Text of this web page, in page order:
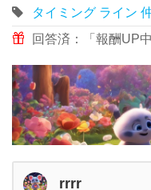
タイミング ライン
回答済：「報酬UP
rrrr